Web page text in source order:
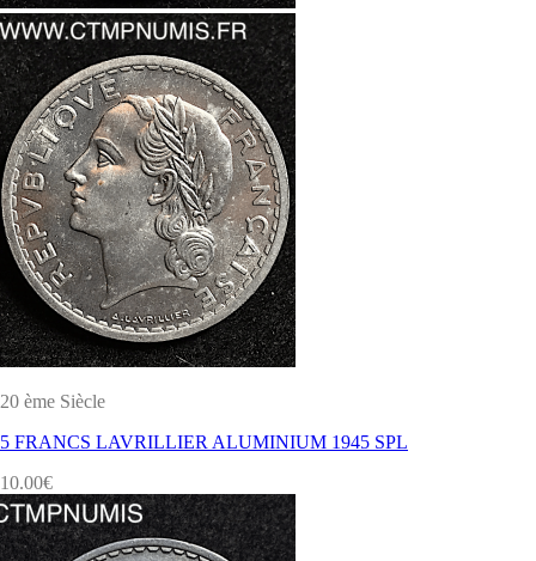
20 ème Siècle
5 FRANCS LAVRILLIER ALUMINIUM 1945 SPL
10.00€